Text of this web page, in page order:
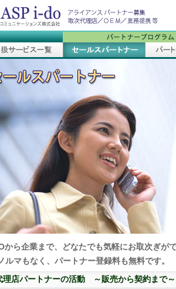
から企業まで、どなたでも気軽にお取次ぎが
ルマもなく、パートナー登録料も無料です。
理店パートナーの活動 ～販売から契約まで～